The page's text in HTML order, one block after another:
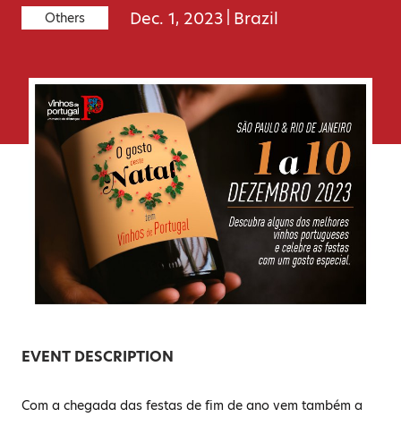
Others Dec. 1, 2023 Brazil
EVENT DESCRIPTION
Com a chegada das festas de fim de ano vem também a